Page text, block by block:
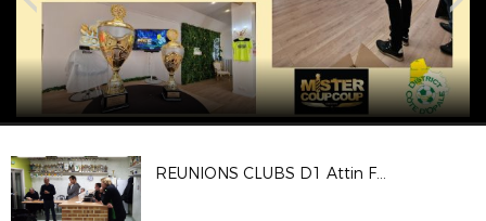
REUNIONS CLUBS D1 Attin Fort Vert